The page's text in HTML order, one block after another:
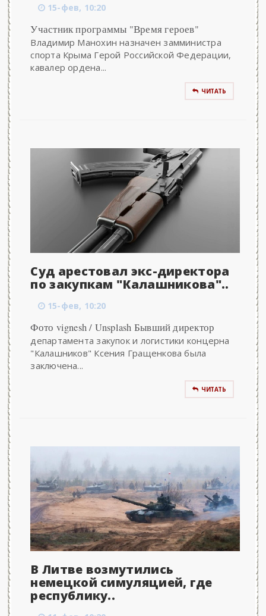
15-фев, 10:20
Участник программы "Время героев"
Владимир Манохин назначен замминистра
спорта Крыма Герой Российской Федерации,
кавалер ордена...
ЧИТАТЬ
Суд арестовал экс-директора
по закупкам "Калашникова"..
15-фев, 10:20
Фото vignesh / Unsplash Бывший директор
департамента закупок и логистики концерна
"Калашников" Ксения Гращенкова была
заключена...
ЧИТАТЬ
В Литве возмутились
немецкой симуляцией, где
республику..